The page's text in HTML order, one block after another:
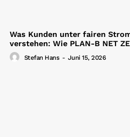
Was Kunden unter fairen
verstehen: Wie PLAN-B NET
Stefan Hans - Juni 15, 2026